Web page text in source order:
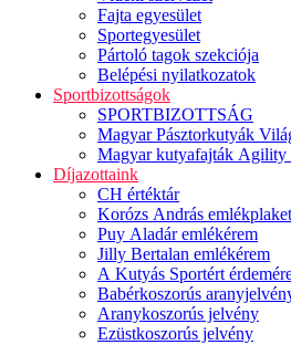
Fajta egyesület
Sportegyesület
Pártoló tagok szekciója
Belépési nyilatkozatok
Sportbizottságok
SPORTBIZOTTSÁG
Magyar Pásztorkutyák
Magyar kutyafajták Agility
Díjazottaink
CH értéktár
Korózs András
Puy Aladár emlékérem
Jilly Bertalan emlékérem
A Kutyás Sportért
Babérkoszorús
Aranykoszorús jelvény
Ezüstkoszorús jelvény